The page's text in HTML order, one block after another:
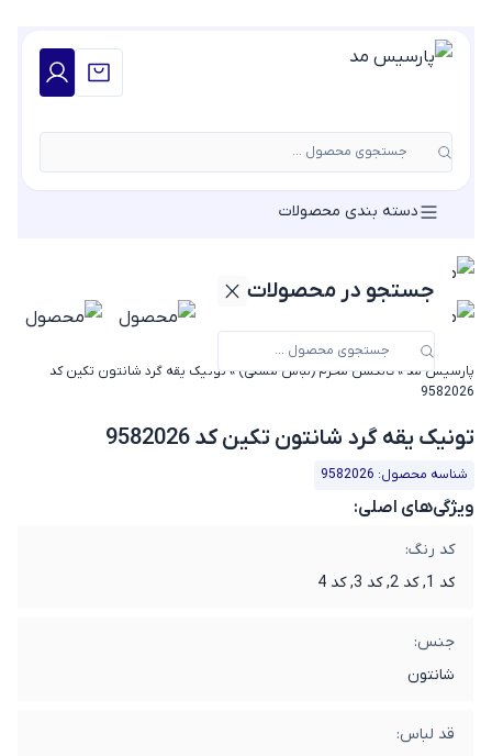
جستجوی محصول ...
جستجو در محصولات
دسته بندی محصولات
پارسیس مد»کالکشن محرم (لباس مشکی)»تونیک یقه گرد شانتون تکین کد
9582026
تونیک یقه گرد شانتون تکین کد 9582026
شناسه محصول: 9582026
ویژگی‌های اصلی:
کد رنگ:
کد 1, کد 2, کد 3, کد 4
جنس:
شانتون
قد لباس: